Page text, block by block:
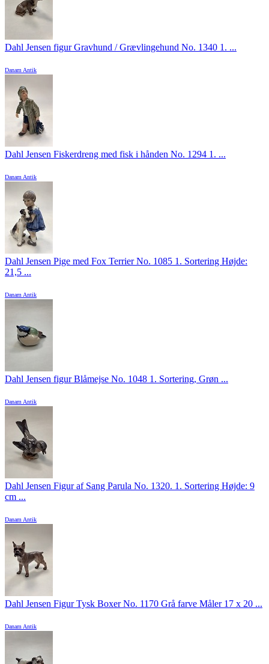
Dahl Jensen figur Gravhund / Grævlingehund No. 1340 1. ...
Danam Antik
Dahl Jensen Fiskerdreng med fisk i hånden No. 1294 1. ...
Danam Antik
Dahl Jensen Pige med Fox Terrier No. 1085 1. Sortering Højde:
21,5 ...
Danam Antik
Dahl Jensen figur Blåmejse No. 1048 1. Sortering, Grøn ...
Danam Antik
Dahl Jensen Figur af Sang Parula No. 1320. 1. Sortering Højde: 9
cm ...
Danam Antik
Dahl Jensen Figur Tysk Boxer No. 1170 Grå farve Måler 17 x 20 ...
Danam Antik